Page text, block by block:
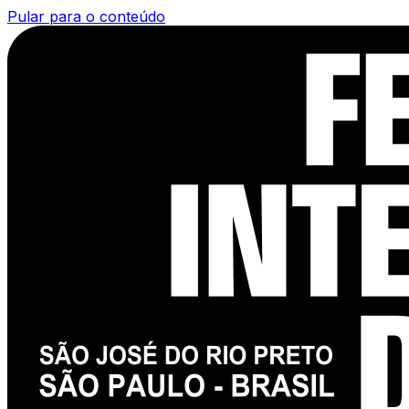
Pular para o conteúdo